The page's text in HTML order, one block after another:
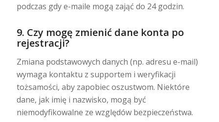
podczas gdy e-maile mogą zająć do 24 godzin.
9. Czy mogę zmienić dane konta po
rejestracji?
Zmiana podstawowych danych (np. adresu e-mail)
wymaga kontaktu z supportem i weryfikacji
tożsamości, aby zapobiec oszustwom. Niektóre
dane, jak imię i nazwisko, mogą być
niemodyfikowalne ze względów bezpieczeństwa.